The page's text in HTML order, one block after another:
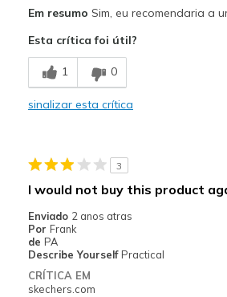
Comfortable
Durable
Casual Wear
Width
Sizing
Em resumo Sim, eu recomendaria a
Esta crítica foi útil?
1 0
sinalizar esta crítica
3
I would not buy this product
Enviado 2 anos atras
Por Frank
de PA
Describe Yourself Practical
CRÍTICA EM
skechers.com